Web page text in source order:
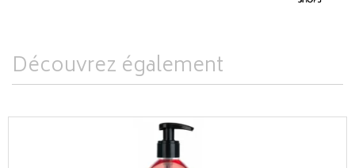
Découvrez également